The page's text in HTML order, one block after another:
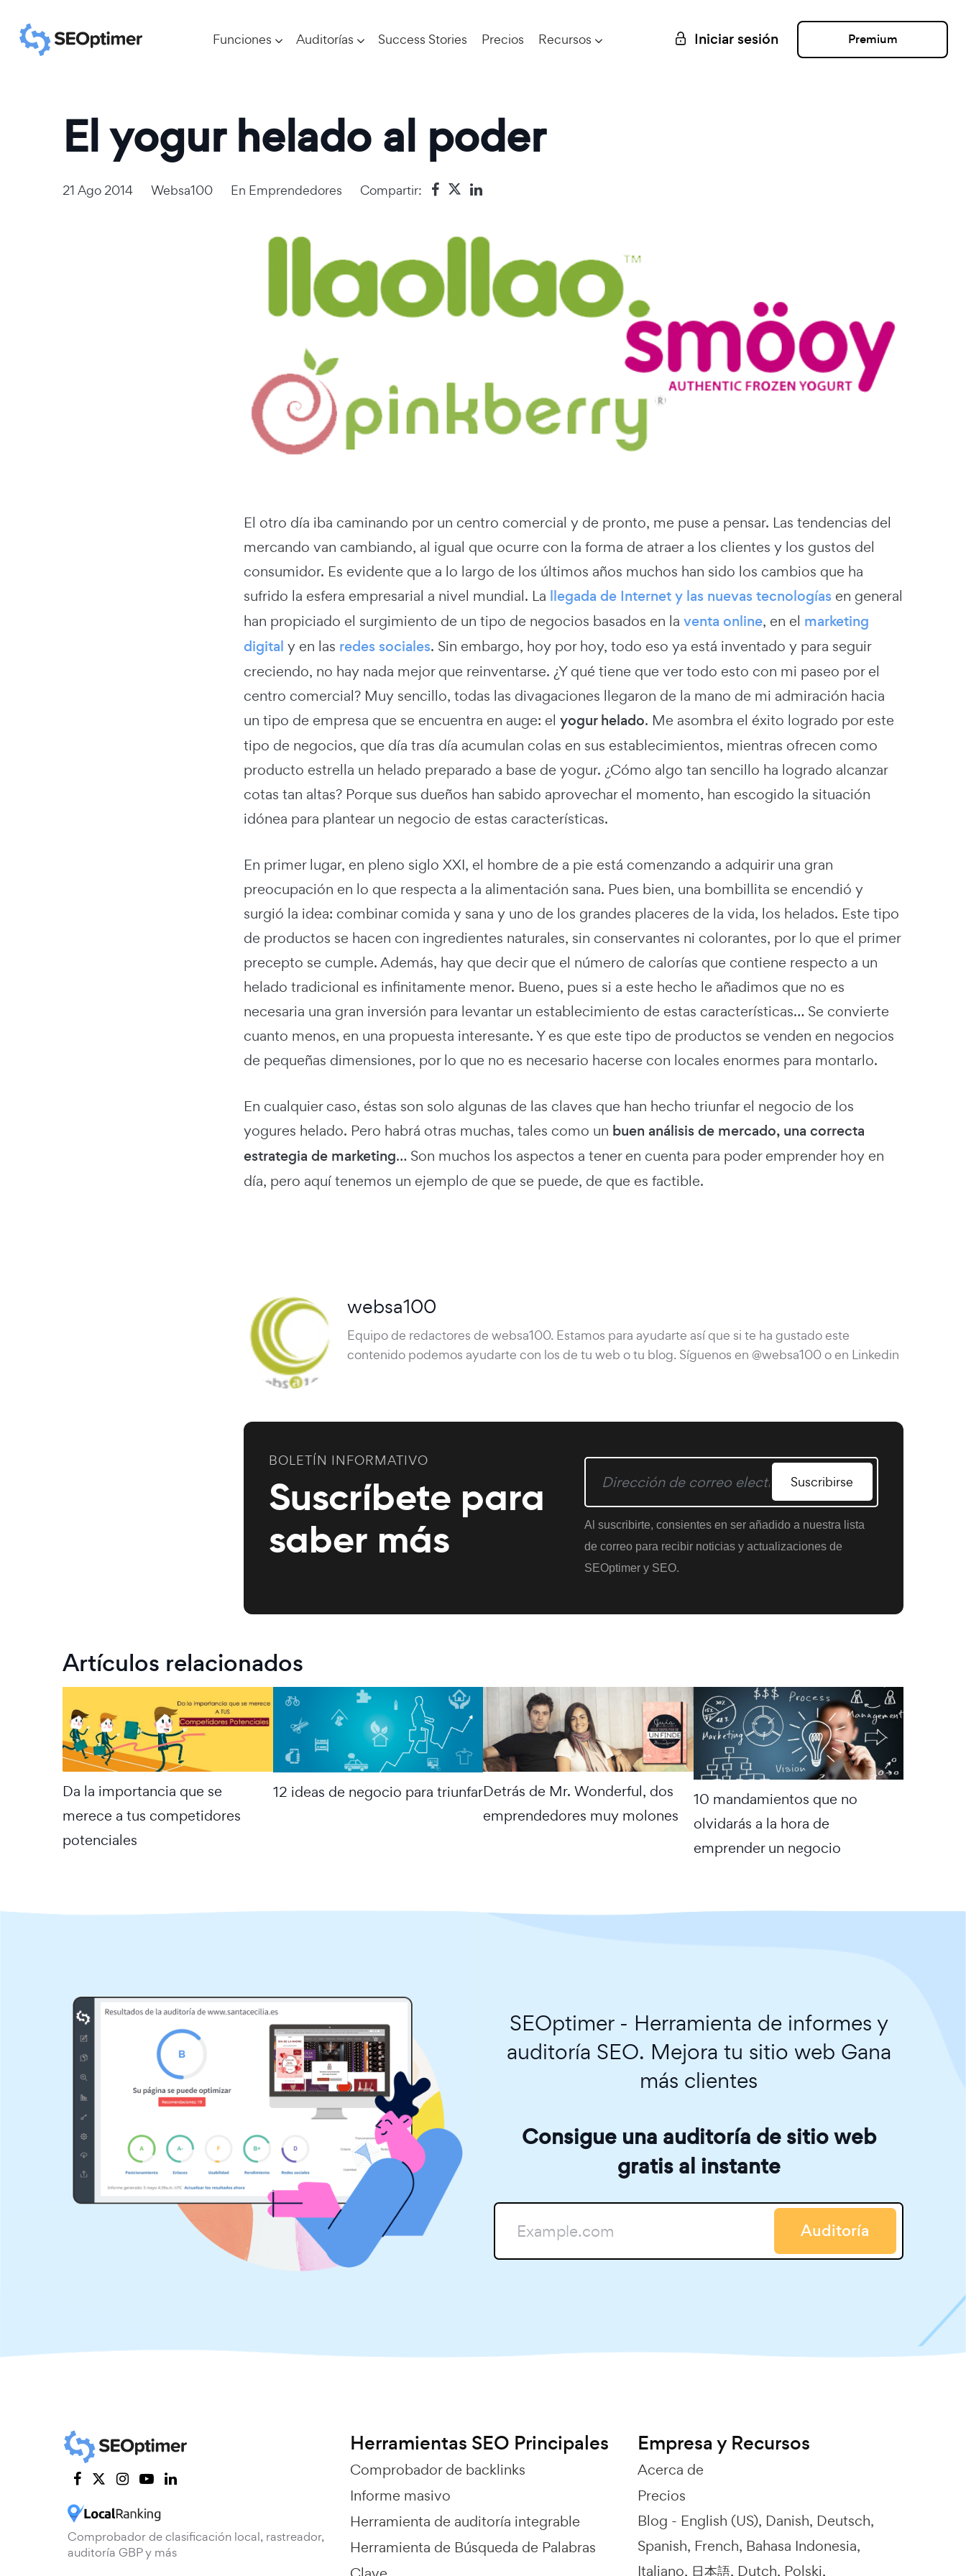
Funciones Auditorías Success Stories Precios Recursos Iniciar sesión Premium
El yogur helado al poder
21 Ago 2014 Websa100 En Emprendedores Compartir:
El otro día iba caminando por un centro comercial y de pronto, me puse a pensar. Las tendencias del
mercando van cambiando, al igual que ocurre con la forma de atraer a los clientes y los gustos del
consumidor. Es evidente que a lo largo de los últimos años muchos han sido los cambios que ha
sufrido la esfera empresarial a nivel mundial. La llegada de Internet y las nuevas tecnologías en general
han propiciado el surgimiento de un tipo de negocios basados en la venta online, en el marketing
digital y en las redes sociales. Sin embargo, hoy por hoy, todo eso ya está inventado y para seguir
creciendo, no hay nada mejor que reinventarse. ¿Y qué tiene que ver todo esto con mi paseo por el
centro comercial? Muy sencillo, todas las divagaciones llegaron de la mano de mi admiración hacia
un tipo de empresa que se encuentra en auge: el yogur helado. Me asombra el éxito logrado por este
tipo de negocios, que día tras día acumulan colas en sus establecimientos, mientras ofrecen como
producto estrella un helado preparado a base de yogur. ¿Cómo algo tan sencillo ha logrado alcanzar
cotas tan altas? Porque sus dueños han sabido aprovechar el momento, han escogido la situación
idónea para plantear un negocio de estas características.
En primer lugar, en pleno siglo XXI, el hombre de a pie está comenzando a adquirir una gran
preocupación en lo que respecta a la alimentación sana. Pues bien, una bombillita se encendió y
surgió la idea: combinar comida y sana y uno de los grandes placeres de la vida, los helados. Este tipo
de productos se hacen con ingredientes naturales, sin conservantes ni colorantes, por lo que el primer
precepto se cumple. Además, hay que decir que el número de calorías que contiene respecto a un
helado tradicional es infinitamente menor. Bueno, pues si a este hecho le añadimos que no es
necesaria una gran inversión para levantar un establecimiento de estas características… Se convierte
cuanto menos, en una propuesta interesante. Y es que este tipo de productos se venden en negocios
de pequeñas dimensiones, por lo que no es necesario hacerse con locales enormes para montarlo.
En cualquier caso, éstas son solo algunas de las claves que han hecho triunfar el negocio de los
yogures helado. Pero habrá otras muchas, tales como un buen análisis de mercado, una correcta
estrategia de marketing… Son muchos los aspectos a tener en cuenta para poder emprender hoy en
día, pero aquí tenemos un ejemplo de que se puede, de que es factible.
websa100
Equipo de redactores de websa100. Estamos para ayudarte así que si te ha gustado este
contenido podemos ayudarte con los de tu web o tu blog. Síguenos en @websa100 o en Linkedin
BOLETÍN INFORMATIVO
Suscríbete para
saber más
Suscribirse
Al suscribirte, consientes en ser añadido a nuestra lista
de correo para recibir noticias y actualizaciones de
SEOptimer y SEO.
Artículos relacionados
Da la importancia que se
merece a tus competidores
potenciales
12 ideas de negocio para triunfarDetrás de Mr. Wonderful, dos
emprendedores muy molones
10 mandamientos que no
olvidarás a la hora de
emprender un negocio
SEOptimer - Herramienta de informes y
auditoría SEO. Mejora tu sitio web Gana
más clientes
Consigue una auditoría de sitio web
gratis al instante
Auditoría
Comprobador de clasificación local, rastreador,
auditoría GBP y más
Herramientas SEO Principales
Comprobador de backlinks
Informe masivo
Herramienta de auditoría integrable
Herramienta de Búsqueda de Palabras
Empresa y Recursos
Acerca de
Precios
Blog - English (US) Danish Deutsch
Spanish French Bahasa Indonesia
Italiano 日本語 Dutch Polski